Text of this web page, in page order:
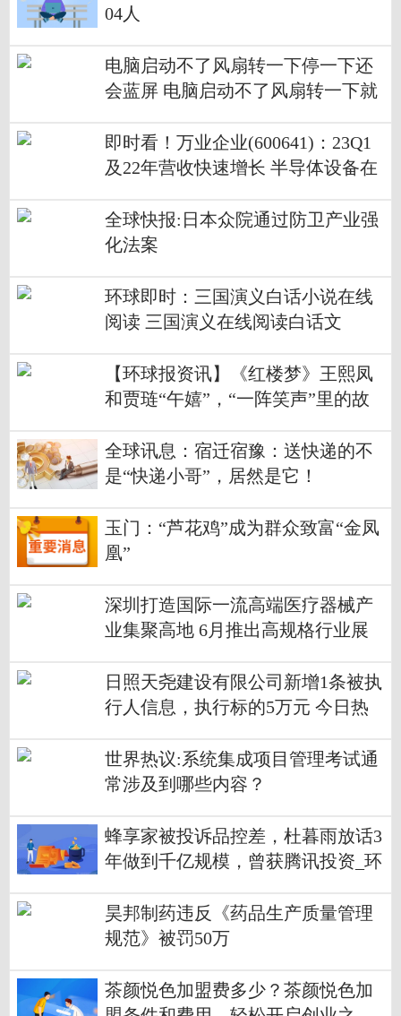
04人
电脑启动不了风扇转一下停一下还
会蓝屏 电脑启动不了风扇转一下就
即时看！万业企业(600641)：23Q1
及22年营收快速增长 半导体设备在
全球快报:日本众院通过防卫产业强
化法案
环球即时：三国演义白话小说在线
阅读 三国演义在线阅读白话文
【环球报资讯】《红楼梦》王熙凤
和贾琏“午嬉”，“一阵笑声”里的故
全球讯息：宿迁宿豫：送快递的不
是“快递小哥”，居然是它！
玉门：“芦花鸡”成为群众致富“金凤
凰”
深圳打造国际一流高端医疗器械产
业集聚高地 6月推出高规格行业展
日照天尧建设有限公司新增1条被执
行人信息，执行标的5万元 今日热
世界热议:系统集成项目管理考试通
常涉及到哪些内容？
蜂享家被投诉品控差，杜暮雨放话3
年做到千亿规模，曾获腾讯投资_环
昊邦制药违反《药品生产质量管理
规范》被罚50万
茶颜悦色加盟费多少？茶颜悦色加